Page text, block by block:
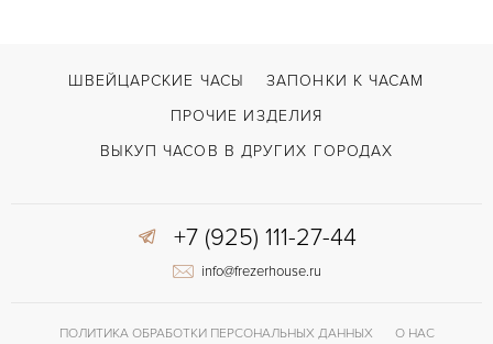
Двойной сложности застежка
ЗАПАС ХОДА 50 часов
ШВЕЙЦАРСКИЕ ЧАСЫ
ЗАПОНКИ К ЧАСАМ
ПРОЧИЕ ИЗДЕЛИЯ
ВЫКУП ЧАСОВ В ДРУГИХ ГОРОДАХ
+7 (925) 111-27-44
info@frezerhouse.ru
ПОЛИТИКА ОБРАБОТКИ ПЕРСОНАЛЬНЫХ ДАННЫХ
О НАС